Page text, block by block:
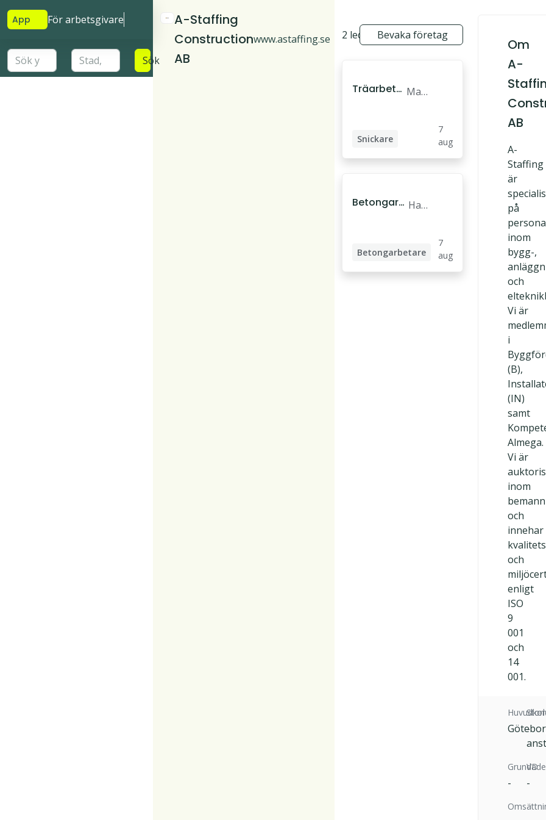
App För arbetsgivare
Sök
A-Staffing
Construction
AB
www.astaffing.se 2 lediga jobbBevaka företag
Träarbetar Mari
Snickare
Träarbetare
7
aug
Betongarb Hal
Betongarbetare
7
aug
Om
A-
AB
A-
Staffing
är
på
inom
bygg-,
och
Vi är
i
(B),
(IN)
samt
Almega.
Vi är
inom
och
innehar
och
enligt
ISO
9
001
och
14
001.
-
-
VD
-